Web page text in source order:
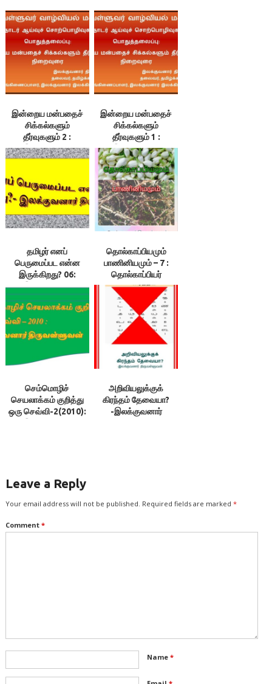
இன்றைய மன்பதைச்
சிக்கல்களும்
தீர்வுகளும் 2 :
இலக்குவனார்
திருவள்ளுவன்
இன்றைய மன்பதைச்
சிக்கல்களும்
தீர்வுகளும் 1 :
இலக்குவனார்
திருவள்ளுவன்
தமிழர் எனப்
பெருமைப்பட என்ன
இருக்கிறது? 06:
இலக்குவனார்
திருவள்ளுவன்
தொல்காப்பியமும்
பாணினியமும் – 7 :
தொல்காப்பியர்
குறிப்பிடும் சொற்கள்
யாவும் தமிழே-
இலக்குவனார்
திருவள்ளுவன்
செம்மொழிச்
செயலாக்கம் குறித்து
ஒரு செவ்வி-2(2010):
அறிவியலுக்குக்
கிரந்தம் தேவையா?
-இலக்குவனார்
Leave a Reply
Your email address will not be published. Required fields are marked *
Comment *
Name *